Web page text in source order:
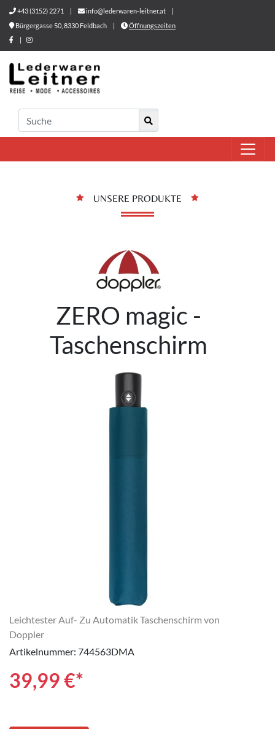
+43 (3152) 2271 | info@lederwaren-leitner.at
|
Bürgergasse 50, 8330 Feldbach
|
Öffnungszeiten
|
UNSERE PRODUKTE
ZERO magic -
Taschenschirm
Leichtester Auf- Zu Automatik Taschenschirm von
Doppler
Artikelnummer: 744563DMA
39,99€*